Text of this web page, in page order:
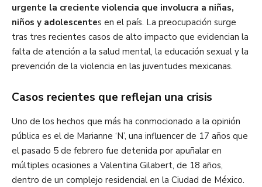
urgente la creciente violencia que involucra a niñas,
niños y adolescentes en el país. La preocupación surge
tras tres recientes casos de alto impacto que evidencian la
falta de atención a la salud mental, la educación sexual y la
prevención de la violencia en las juventudes mexicanas.
Casos recientes que reflejan una crisis
Uno de los hechos que más ha conmocionado a la opinión
pública es el de Marianne ‘N’, una influencer de 17 años que
el pasado 5 de febrero fue detenida por apuñalar en
múltiples ocasiones a Valentina Gilabert, de 18 años,
dentro de un complejo residencial en la Ciudad de México.